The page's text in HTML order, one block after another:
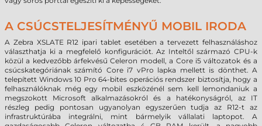
A CSÚCSTELJESÍTMÉNYŰ MOBIL IRODA
A Zebra XSLATE R12 ipari tablet esetében a tervezett felhasználáshoz
választhatja ki a megfelelő konfigurációt. Az Inteltől származó CPU-k
közül a kedvezőbb árfekvésű Celeron modell, a Core i5 változatok és a
csúcskategóriának számító Core i7 vPro lapka mellett is dönthet. A
telepített Windows 10 Pro 64-bites operációs rendszer biztosítja, hogy a
felhasználóknak még egy mobil eszközénél sem kell lemondaniuk a
megszokott Microsoft alkalmazásokról és a hatékonyságról, az IT
részleg pedig pontosan ugyanolyan egyszerűen tudja az R12-t az
infrastruktúrába integrálni, mint bármelyik vállalati laptopot. A